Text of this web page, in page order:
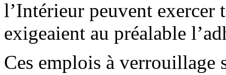
l’Intérieur peuvent exercer
exigeaient au préalable
Ces emplois à verrouillage